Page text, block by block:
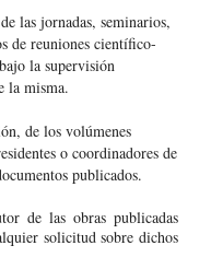
las jornadas, seminarios,
de reuniones científico-
la supervisión
la misma.
de los volúmenes
o coordinadores de
publicados.
de las obras publicadas
solicitud sobre dichos